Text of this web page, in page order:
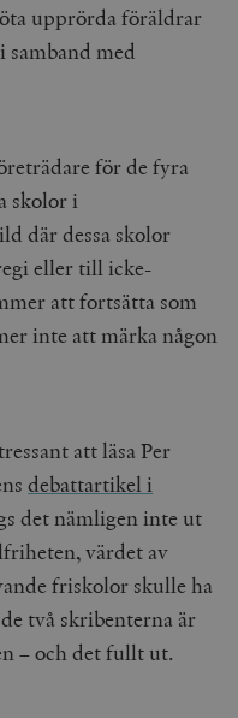
upprörda föräldrar
med
för de fyra
skolor i
där dessa skolor
eller till icke-
att fortsätta som
inte att märka någon
att läsa Per
debattartikel i
det nämligen inte ut
värdet av
friskolor skulle ha
två skribenterna är
– och det fullt ut.